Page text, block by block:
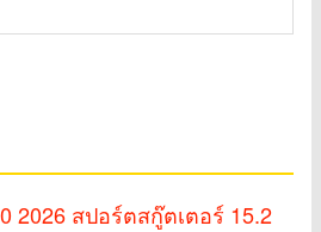
2026 สปอร์ตสกู๊ตเตอร์ 15.2